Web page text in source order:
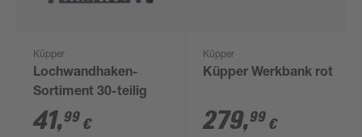
Küpper
Lochwandhaken-
Sortiment 30-teilig
41,99 €
Küpper
Küpper Werkbank rot
279,99 €